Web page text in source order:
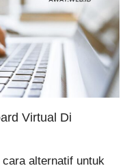
Virtual Di
alternatif untuk